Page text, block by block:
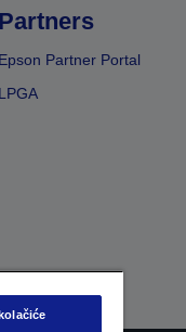
Partners
Epson Partner Portal
LPGA